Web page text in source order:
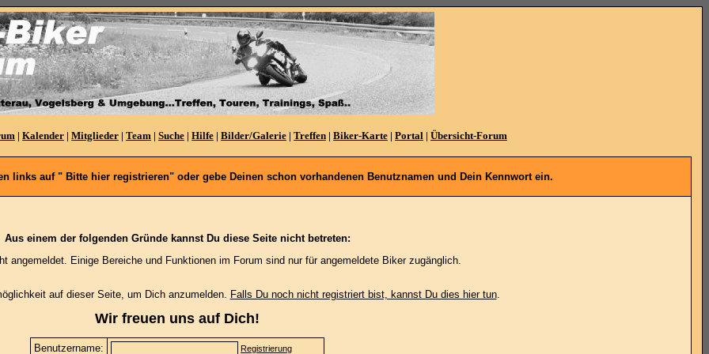
| Kalender | Mitglieder | Team | Suche | Hilfe | Bilder/Galerie | Treffen | Biker-Karte | Portal | Übersicht-Forum
links auf " Bitte hier registrieren" oder gebe Deinen schon vorhandenen Benutznamen und Dein Kennwort ein.
Aus einem der folgenden Gründe kannst Du diese Seite nicht betreten:
angemeldet. Einige Bereiche und Funktionen im Forum sind nur für angemeldete Biker zugänglich.
auf dieser Seite, um Dich anzumelden. Falls Du noch nicht registriert bist, kannst Du dies hier tun.
Wir freuen uns auf Dich!
Benutzername: Registrierung